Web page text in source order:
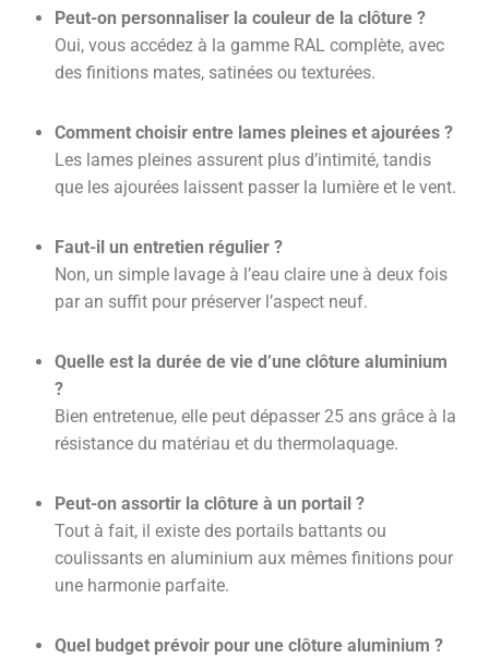
Peut-on personnaliser la couleur de la clôture ?
Oui, vous accédez à la gamme RAL complète, avec
des finitions mates, satinées ou texturées.
Comment choisir entre lames pleines et ajourées ?
Les lames pleines assurent plus d’intimité, tandis
que les ajourées laissent passer la lumière et le vent.
Faut-il un entretien régulier ?
Non, un simple lavage à l’eau claire une à deux fois
par an suffit pour préserver l’aspect neuf.
Quelle est la durée de vie d’une clôture aluminium
?
Bien entretenue, elle peut dépasser 25 ans grâce à la
résistance du matériau et du thermolaquage.
Peut-on assortir la clôture à un portail ?
Tout à fait, il existe des portails battants ou
coulissants en aluminium aux mêmes finitions pour
une harmonie parfaite.
Quel budget prévoir pour une clôture aluminium ?